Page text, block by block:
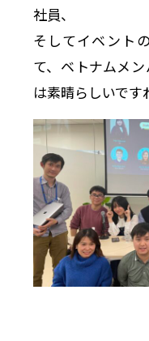
社員、
そしてイベント
て、ベトナムメ
は素晴らしいです